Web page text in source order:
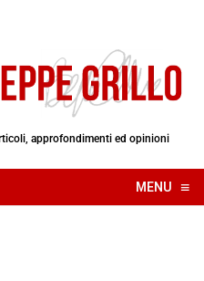
approfondimenti ed opinioni
MENU ≡
☰